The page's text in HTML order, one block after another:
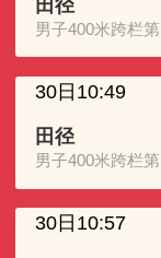
田径
男子400米跨栏
30日10:49
田径
男子400米跨栏
30日10:57